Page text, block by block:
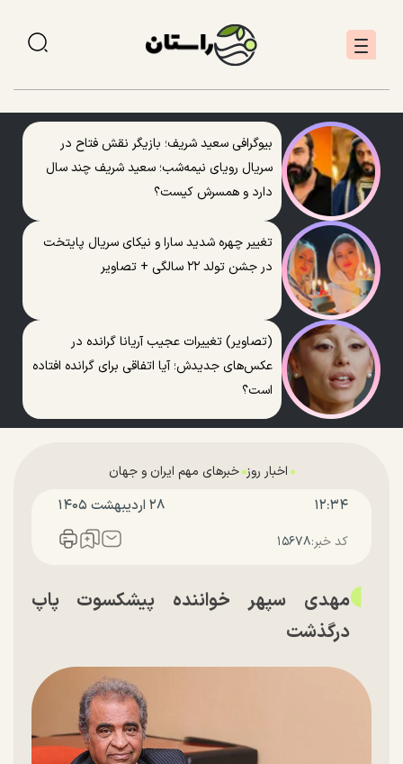
بیوگرافی سعید شریف؛ بازیگر نقش فتاح در
سریال رویای نیمه‌شب؛ سعید شریف چند سال
دارد و همسرش کیست؟
تغییر چهره شدید سارا و نیکای سریال پایتخت
در جشن تولد ۲۲ سالگی + تصاویر
(تصاویر) تغییرات عجیب آریانا گرانده در
عکس‌های جدیدش؛ آیا اتفاقی برای گرانده افتاده
است؟
اخبار روز خبرهای مهم ایران و جهان
۱۲:۳۴ ۲۸ ارديبهشت ۱۴۰۵
کد خبر:۱۵۶۷۸
مهدی سپهر خواننده پیشکسوت پاپ
درگذشت